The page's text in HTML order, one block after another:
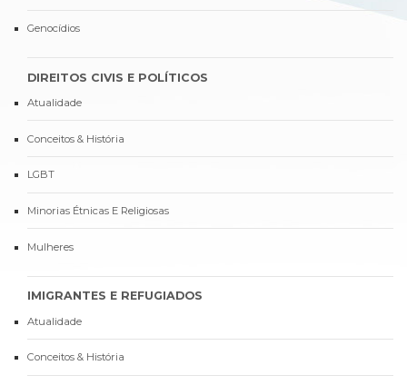
Genocídios
DIREITOS CIVIS E POLÍTICOS
Atualidade
Conceitos & História
LGBT
Minorias Étnicas E Religiosas
Mulheres
IMIGRANTES E REFUGIADOS
Atualidade
Conceitos & História